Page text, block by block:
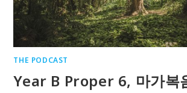
THE PODCAST
Year B Proper 6, 마가복